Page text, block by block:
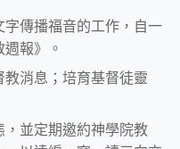
傳播福音的工作，自一
報》。
教消息；培育基督徒靈
並定期邀約神學院教